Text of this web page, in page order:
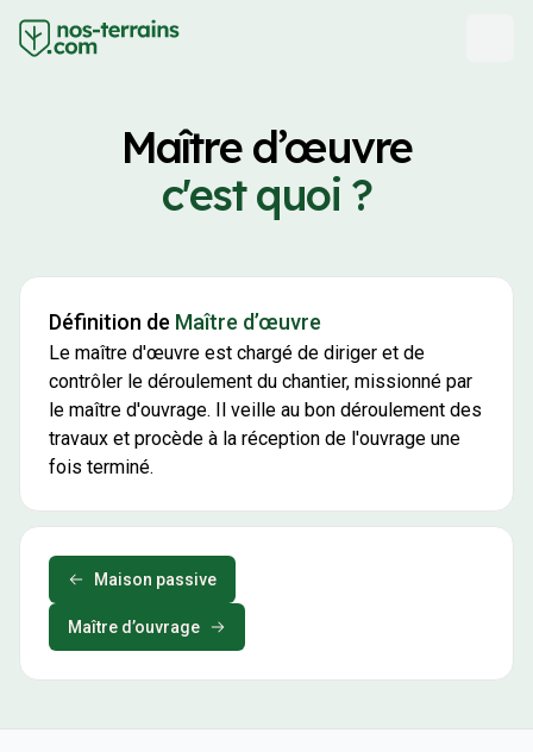
Maître d’œuvre
c'est quoi ?
Définition de Maître d’œuvre
Le maître d'œuvre est chargé de diriger et de
contrôler le déroulement du chantier, missionné par
le maître d'ouvrage. Il veille au bon déroulement des
travaux et procède à la réception de l'ouvrage une
fois terminé.
Maison passive
Maître d’ouvrage